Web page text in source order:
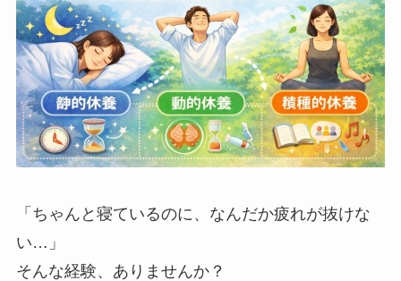
「ちゃんと寝ているのに、なんだか疲れが抜けな
い…」
そんな経験、ありませんか？